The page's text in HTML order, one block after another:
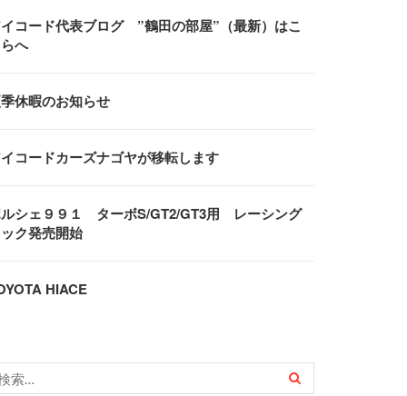
コード代表ブログ ”鶴田の部屋”（最新）はこ
へ
休暇のお知らせ
コードカーズナゴヤが移転します
シェ９９１ ターボS/GT2/GT3用 レーシング
ク発売開始
HIACE